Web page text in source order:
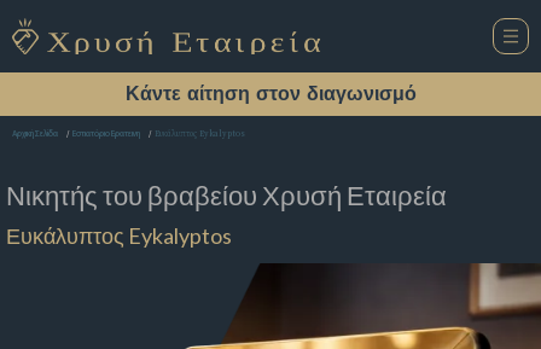
Κάντε αίτηση στον διαγωνισμό
Αρχική Σελίδα Εστιατόριο Ερατεινη Ευκάλυπτος Eykalyptos
Νικητής του βραβείου Χρυσή Εταιρεία
Ευκάλυπτος Eykalyptos